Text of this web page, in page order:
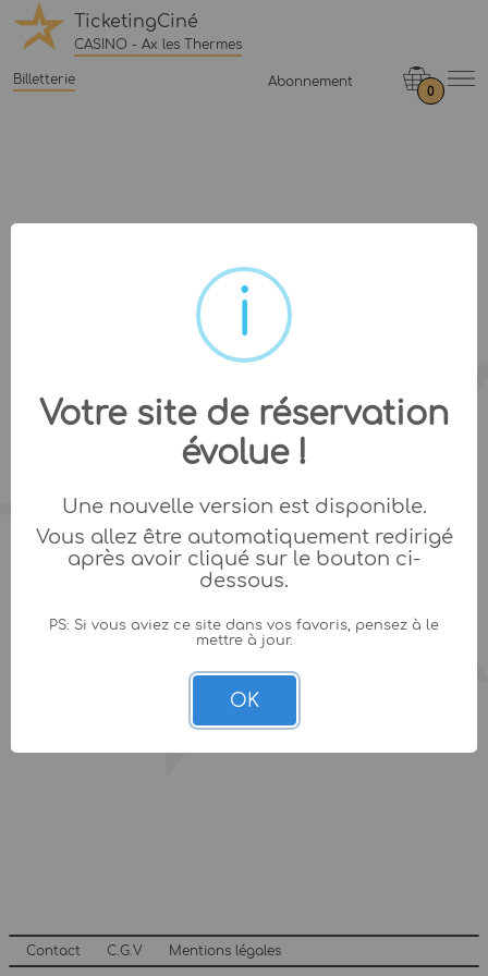
TicketingCiné
CASINO - Ax les Thermes
Billetterie Abonnement
0
Contact C.G.V Mentions légales
Votre site de réservation
évolue !
Une nouvelle version est disponible.
Vous allez être automatiquement redirigé
après avoir cliqué sur le bouton ci-
dessous.
PS: Si vous aviez ce site dans vos favoris, pensez à le
mettre à jour.
OK